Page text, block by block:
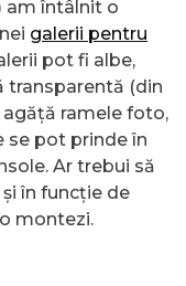
am întâlnit o
galerii pentru
pot fi albe,
transparentă (din
ramele foto,
se pot prinde în
Ar trebui să
în funcție de
montezi.